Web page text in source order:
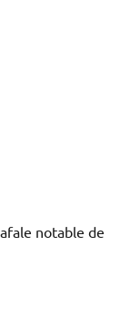
notable de